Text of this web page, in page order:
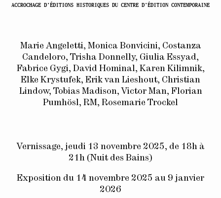
ACCROCHAGE D’ÉDITIONS HISTORIQUES DU CENTRE D’ÉDITION CONTEMPORAINE
Marie Angeletti, Monica Bonvicini, Costanza
Candeloro, Trisha Donnelly, Giulia Essyad,
Fabrice Gygi, David Hominal, Karen Kilimnik,
Elke Krystufek, Erik van Lieshout, Christian
Lindow, Tobias Madison, Victor Man, Florian
Pumhösl, RM, Rosemarie Trockel
Vernissage, jeudi 13 novembre 2025, de 18h à
21h (Nuit des Bains)
Exposition du 14 novembre 2025 au 9 janvier
2026